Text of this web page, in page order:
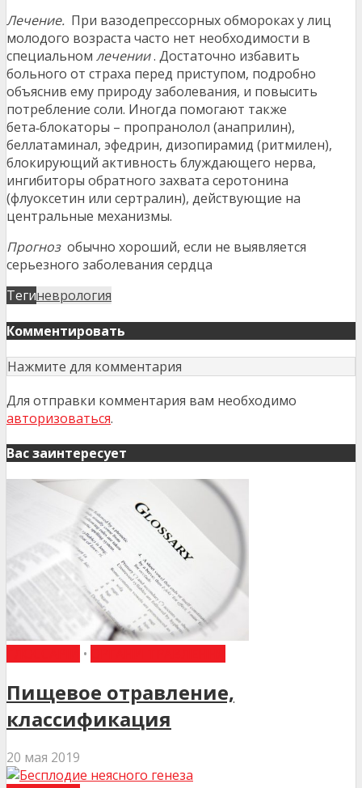
Лечение. При вазодепрессорных обмороках у лиц
молодого возраста часто нет необходимости в
специальном лечении. Достаточно избавить
больного от страха перед приступом, подробно
объяснив ему природу заболевания, и повысить
потребление соли. Иногда помогают также
бета‑блокаторы – пропранолол (анаприлин),
беллатаминал, эфедрин, дизопирамид (ритмилен),
блокирующий активность блуждающего нерва,
ингибиторы обратного захвата серотонина
(флуоксетин или сертралин), действующие на
центральные механизмы.
Прогнозобычно хороший, если не выявляется
серьезного заболевания сердца
Тегиневрология
Комментировать
Нажмите для комментария
Для отправки комментария вам необходимо
авторизоваться.
Вас заинтересует
•
Пищевое отравление,
классификация
20 мая 2019